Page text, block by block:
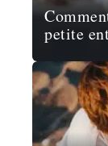
petite